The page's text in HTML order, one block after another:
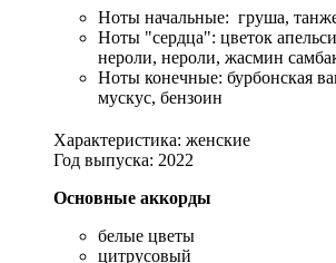
Ноты начальные: груша,
Ноты "сердца": цветок
нероли, нероли, жасмин
Ноты конечные: бурбонская
мускус, бензоин
Характеристика: женские
Год выпуска: 2022
Основные аккорды
белые цветы
цитрусовый